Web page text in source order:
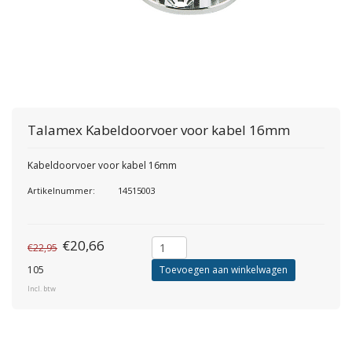
Talamex Kabeldoorvoer voor kabel 16mm
Kabeldoorvoer voor kabel 16mm
Artikelnummer: 14515003
€22,95 €20,66
105
Incl. btw
Toevoegen aan winkelwagen